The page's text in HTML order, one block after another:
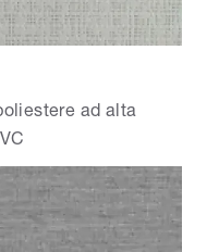
ad alta